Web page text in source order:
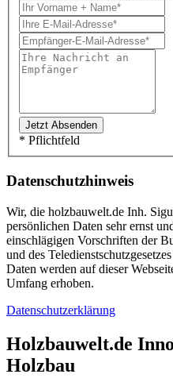
* Pflichtfeld
Datenschutzhinweis
Wir, die holzbauwelt.de Inh.
persönlichen Daten sehr ernst
einschlägigen Vorschriften der
und des
Daten werden auf dieser
Umfang erhoben.
Datenschutzerklärung
Holzbauwelt.de
Holzbau